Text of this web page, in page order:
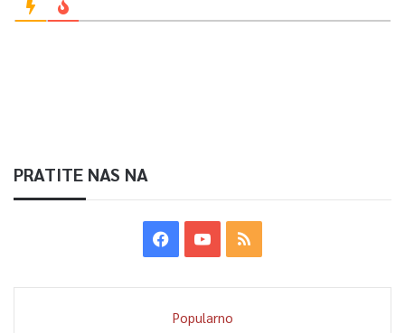
PRATITE NAS NA
Popularno